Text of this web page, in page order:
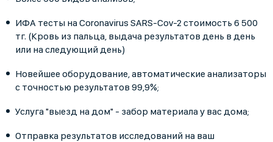
ИФА тесты на Coronavirus SARS-Cov-2 стоимость 6 500
тг. (Кровь из пальца, выдача результатов день в день
или на следующий день)
Новейшее оборудование, автоматические анализаторы
с точностью результатов 99,9%;
Услуга "выезд на дом" - забор материала у вас дома;
Отправка результатов исследований на ваш